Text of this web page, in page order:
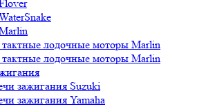
тактные лодочные моторы Marlin
тактные лодочные моторы Marlin
зажигания Suzuki
зажигания Yamaha